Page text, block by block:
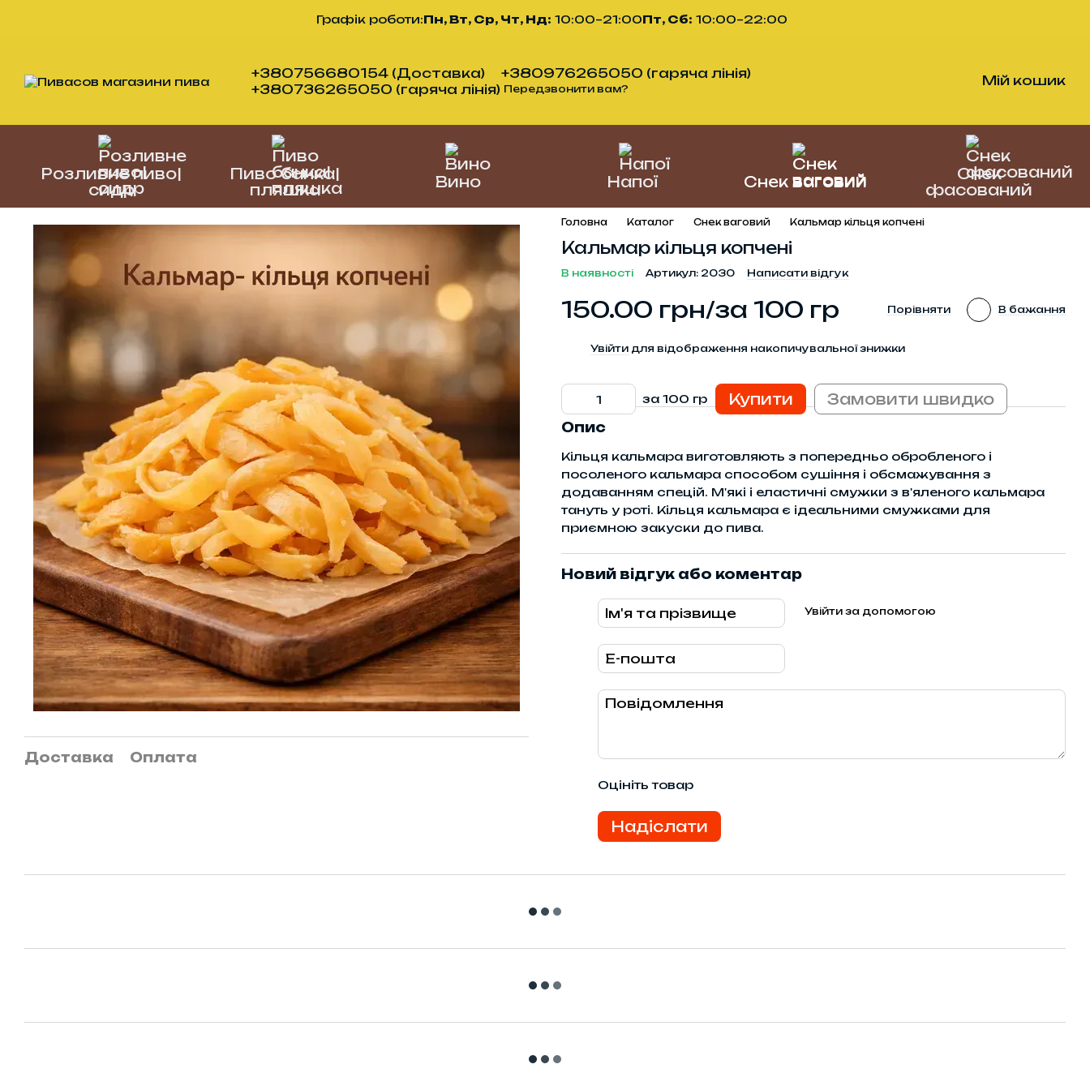
Графік роботи:Пн, Вт, Ср, Чт, Нд: 10:00–21:00Пт, Сб: 10:00–22:00
+380756680154 (Доставка)
+380976265050 (гаряча лінія)
+380736265050 (гаряча лінія) Передзвонити вам?
Мій кошик
Розливне пиво|
сидр
Пиво банка|
пляшка
Вино Напої Снек ваговий
Снек
фасований
Доставка Оплата
Головна Каталог Снек ваговий Кальмар кільця копчені
Кальмар кільця копчені
В наявності Артикул: 2030 Написати відгук
150.00 грн/за 100 гр Порівняти В бажання
Увійти для відображення накопичувальної знижки
за 100 гр Купити Замовити швидко
Опис
Кільця кальмара виготовляють з попередньо обробленого і
посоленого кальмара способом сушіння і обсмажування з
додаванням спецій. М'які і еластичні смужки з в'яленого кальмара
тануть у роті. Кільця кальмара є ідеальними смужками для
приємною закуски до пива.
Новий відгук або коментар
Увійти за допомогою
Оцініть товар
Надіслати